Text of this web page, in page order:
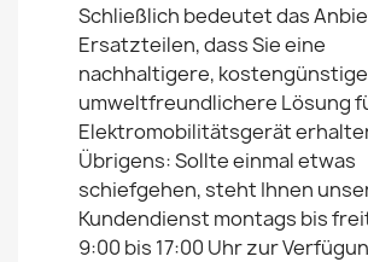
Schließlich bedeutet das
Ersatzteilen, dass Sie eine
nachhaltigere,
umweltfreundlichere Lösung
Elektromobilitätsgerät
Übrigens: Sollte einmal etwas
schiefgehen, steht Ihnen
Kundendienst montags bis
9:00 bis 17:00 Uhr zur